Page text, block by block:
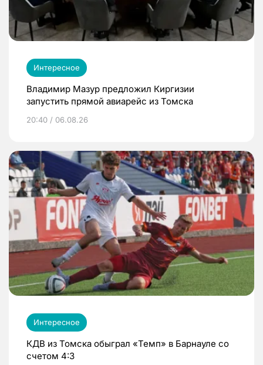
Интересное
Владимир Мазур предложил Киргизии
запустить прямой авиарейс из Томска
20:40 / 06.08.26
Интересное
КДВ из Томска обыграл «Темп» в Барнауле со
счетом 4:3